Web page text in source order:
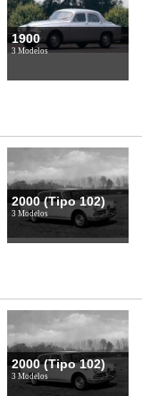
1900
3 Modelos
2000 (Tipo 102)
3 Modelos
2000 (Tipo 102)
3 Modelos